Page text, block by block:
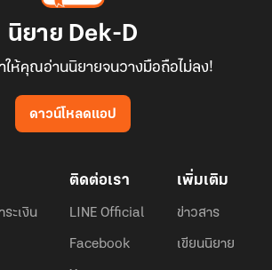
นิยาย Dek-D
ให้คุณอ่านนิยายจนวางมือถือไม่ลง!
ดาวน์โหลดแอป
ะเงิน
ติดต่อเรา
LINE Official
Facebook
เพิ่มเติม
ข่าวสาร
เขียนนิยาย